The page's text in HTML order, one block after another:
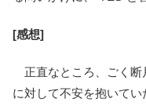
[感想]
正直なところ、ごく断
に対して不安を抱いて